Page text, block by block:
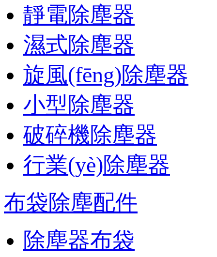
靜電除塵器
濕式除塵器
旋風(fēng)除塵器
小型除塵器
破碎機除塵器
行業(yè)除塵器
布袋除塵配件
除塵器布袋